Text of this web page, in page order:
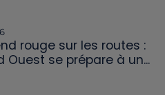
rouge sur les routes :
Ouest se prépare à un...